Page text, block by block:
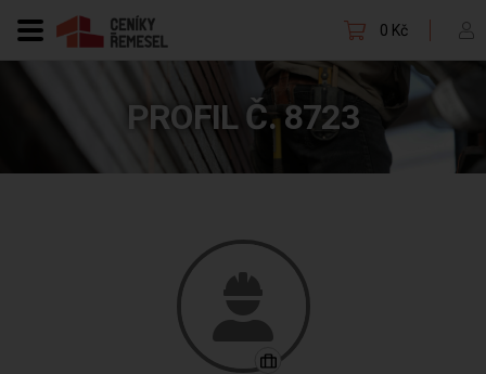
0 Kč
PROFIL Č. 8723